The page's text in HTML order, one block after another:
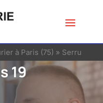
à Paris (75) » Serrurier à
19